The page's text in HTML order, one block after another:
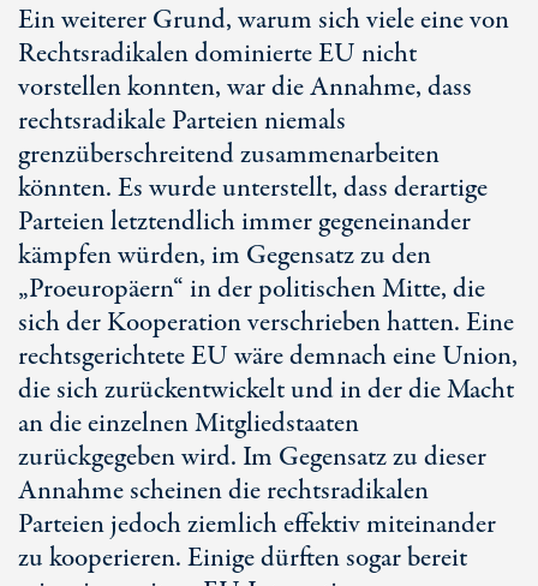
Ein weiterer Grund, warum sich viele eine von
Rechtsradikalen dominierte EU nicht
vorstellen konnten, war die Annahme, dass
rechtsradikale Parteien niemals
grenzüberschreitend zusammenarbeiten
könnten. Es wurde unterstellt, dass derartige
Parteien letztendlich immer gegeneinander
kämpfen würden, im Gegensatz zu den
„Proeuropäern“ in der politischen Mitte, die
sich der Kooperation verschrieben hatten. Eine
rechtsgerichtete EU wäre demnach eine Union,
die sich zurückentwickelt und in der die Macht
an die einzelnen Mitgliedstaaten
zurückgegeben wird. Im Gegensatz zu dieser
Annahme scheinen die rechtsradikalen
Parteien jedoch ziemlich effektiv miteinander
zu kooperieren. Einige dürften sogar bereit